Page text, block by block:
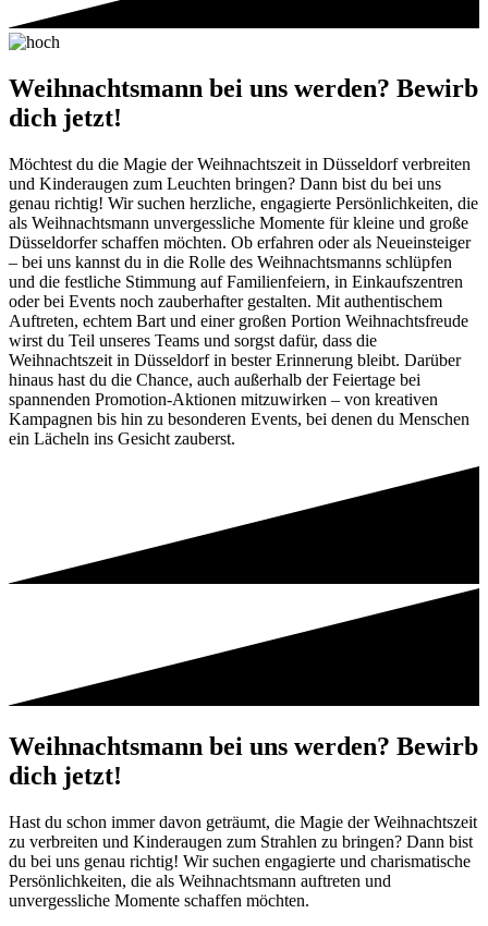
Weihnachtsmann bei uns werden? Bewirb
dich jetzt!
Möchtest du die Magie der Weihnachtszeit in Düsseldorf verbreiten
und Kinderaugen zum Leuchten bringen? Dann bist du bei uns
genau richtig! Wir suchen herzliche, engagierte Persönlichkeiten, die
als Weihnachtsmann unvergessliche Momente für kleine und große
Düsseldorfer schaffen möchten. Ob erfahren oder als Neueinsteiger
– bei uns kannst du in die Rolle des Weihnachtsmanns schlüpfen
und die festliche Stimmung auf Familienfeiern, in Einkaufszentren
oder bei Events noch zauberhafter gestalten. Mit authentischem
Auftreten, echtem Bart und einer großen Portion Weihnachtsfreude
wirst du Teil unseres Teams und sorgst dafür, dass die
Weihnachtszeit in Düsseldorf in bester Erinnerung bleibt. Darüber
hinaus hast du die Chance, auch außerhalb der Feiertage bei
spannenden Promotion-Aktionen mitzuwirken – von kreativen
Kampagnen bis hin zu besonderen Events, bei denen du Menschen
ein Lächeln ins Gesicht zauberst.
Weihnachtsmann bei uns werden? Bewirb
dich jetzt!
Hast du schon immer davon geträumt, die Magie der Weihnachtszeit
zu verbreiten und Kinderaugen zum Strahlen zu bringen? Dann bist
du bei uns genau richtig! Wir suchen engagierte und charismatische
Persönlichkeiten, die als Weihnachtsmann auftreten und
unvergessliche Momente schaffen möchten.